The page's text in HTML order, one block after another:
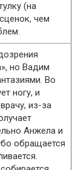
(на
чем
но Вадим
Во
ногу, и
из-за
Анжела и
обращается